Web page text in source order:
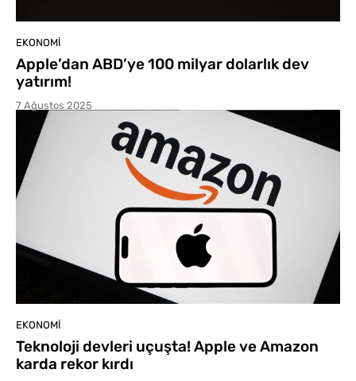
EKONOMI
Apple’dan ABD’ye 100 milyar dolarlık dev
yatırım!
7 Ağustos 2025
EKONOMI
Teknoloji devleri uçuşta! Apple ve Amazon
karda rekor kırdı